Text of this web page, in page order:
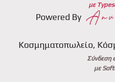
με
Powered By
Κοσμηματοπωλείο,
Σύνδεση
με